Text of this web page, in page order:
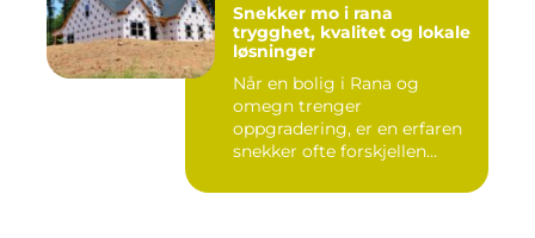
Snekker mo i rana
trygghet, kvalitet og lokale
løsninger
Når en bolig i Rana og
omegn trenger
oppgradering, er en erfaren
snekker ofte forskjellen